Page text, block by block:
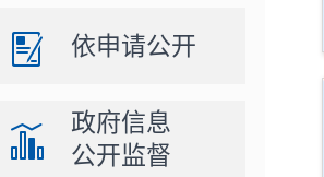
依申请公开
政府信息
公开监督